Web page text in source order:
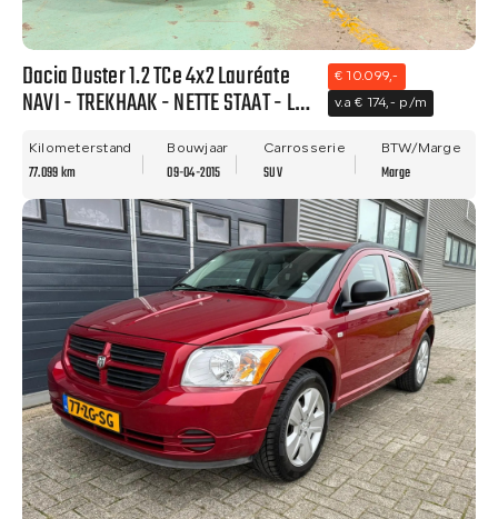
Dacia Duster 1.2 TCe 4x2 Lauréate
NAVI - TREKHAAK - NETTE STAAT - LM
€ 10.099,-
v.a € 174,- p/m
Kilometerstand
77.099 km
Bouwjaar
09-04-2015
Carrosserie
SUV
BTW/Marge
Marge